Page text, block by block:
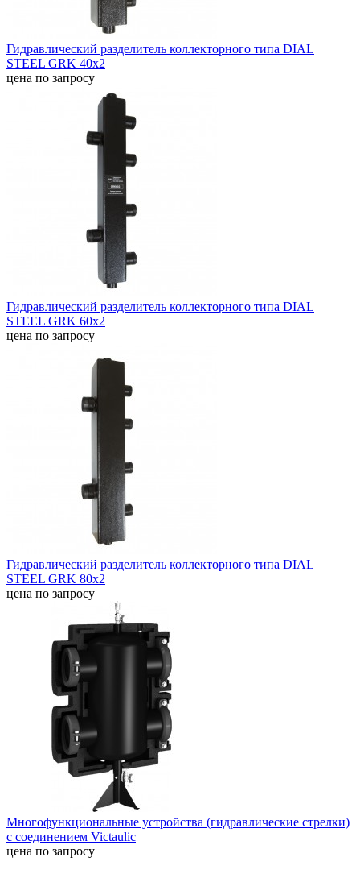
Гидравлический разделитель коллекторного типа DIAL
STEEL GRK 40х2
цена по запросу
Гидравлический разделитель коллекторного типа DIAL
STEEL GRK 60х2
цена по запросу
Гидравлический разделитель коллекторного типа DIAL
STEEL GRK 80х2
цена по запросу
Многофункциональные устройства (гидравлические стрелки)
с соединением Victaulic
цена по запросу